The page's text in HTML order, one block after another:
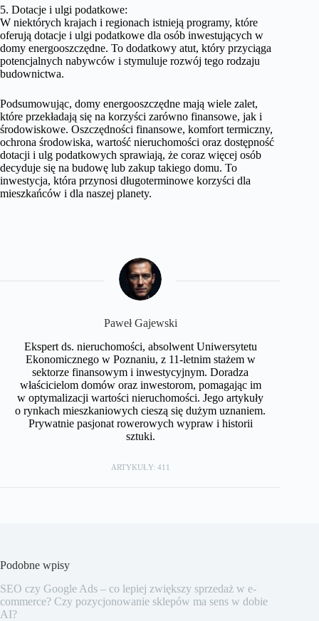
5. Dotacje i ulgi podatkowe:
W niektórych krajach i regionach istnieją programy, które
oferują dotacje i ulgi podatkowe dla osób inwestujących w
domy energooszczędne. To dodatkowy atut, który przyciąga
potencjalnych nabywców i stymuluje rozwój tego rodzaju
budownictwa.
Podsumowując, domy energooszczędne mają wiele zalet,
które przekładają się na korzyści zarówno finansowe, jak i
środowiskowe. Oszczędności finansowe, komfort termiczny,
ochrona środowiska, wartość nieruchomości oraz dostępność
dotacji i ulg podatkowych sprawiają, że coraz więcej osób
decyduje się na budowę lub zakup takiego domu. To
inwestycja, która przynosi długoterminowe korzyści dla
mieszkańców i dla naszej planety.
Paweł Gajewski
Ekspert ds. nieruchomości, absolwent Uniwersytetu
Ekonomicznego w Poznaniu, z 11-letnim stażem w
sektorze finansowym i inwestycyjnym. Doradza
właścicielom domów oraz inwestorom, pomagając im
w optymalizacji wartości nieruchomości. Jego artykuły
o rynkach mieszkaniowych cieszą się dużym uznaniem.
Prywatnie pasjonat rowerowych wypraw i historii
sztuki.
ARTYKUŁY: 411
Podobne wpisy
SEO czy Google Ads – co lepiej zwiększy sprzedaż w e-
commerce? Czy pozycjonowanie sklepów ma sens w dobie
AI?